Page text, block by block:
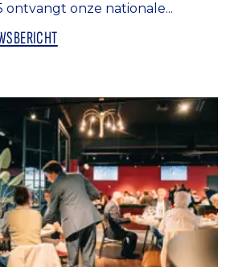
onze nationale...